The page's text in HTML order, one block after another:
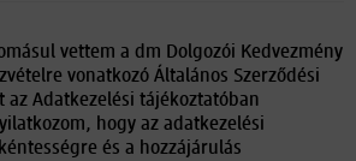
vettem a dm Dolgozói Kedvezmény
vonatkozó Általános Szerződési
az Adatkezelési tájékoztatóban
hogy az adatkezelési
és a hozzájárulás